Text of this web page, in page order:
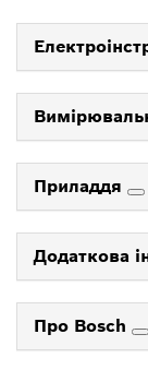
Приладдя
Додаткова
Про Bosch